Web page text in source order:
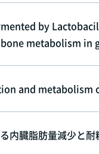
by
metabolism in
and metabolism
内臓脂肪量減少と耐